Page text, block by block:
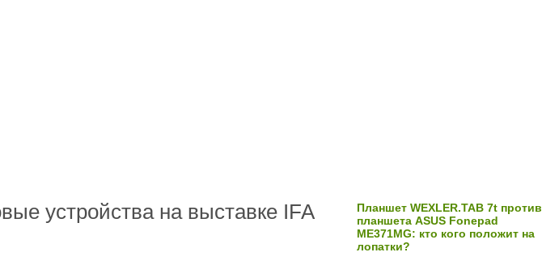
устройства на выставке IFA
Планшет WEXLER.TAB 7t против
планшета ASUS Fonepad
ME371MG: кто кого положит на
лопатки?